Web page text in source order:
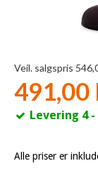
Veil. salgspris
491,00
Levering 4
Alle priser er